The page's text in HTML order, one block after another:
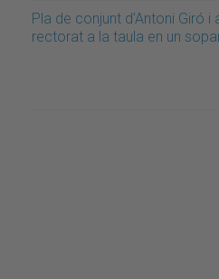
Pla de conjunt d'Antoni Giró i
rectorat a la taula en un